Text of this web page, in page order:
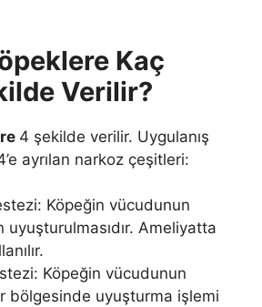
Kaç
Verilir?
4 şekilde verilir. Uygulanış
ayrılan narkoz çeşitleri:
Köpeğin vücudunun
uyuşturulmasıdır. Ameliyatta
Köpeğin vücudunun
bölgesinde uyuşturma işlemi